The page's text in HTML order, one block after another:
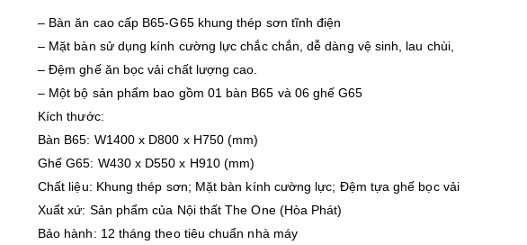
– Bàn ăn cao cấp B65-G65 khung thép sơn tĩnh điện
– Mặt bàn sử dụng kính cường lực chắc chắn, dễ dàng vệ sinh, lau chùi,
– Đệm ghế ăn bọc vải chất lượng cao.
– Một bộ sản phẩm bao gồm 01 bàn B65 và 06 ghế G65
Kích thước:
Bàn B65: W1400 x D800 x H750 (mm)
Ghế G65: W430 x D550 x H910 (mm)
Chất liệu: Khung thép sơn; Mặt bàn kính cường lực; Đệm tựa ghế bọc vải
Xuất xứ: Sản phẩm của Nội thất The One (Hòa Phát)
Bảo hành: 12 tháng theo tiêu chuẩn nhà máy